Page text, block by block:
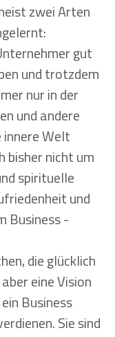
zwei Arten
gut
und trotzdem
nur in der
und andere
innere Welt
bisher nicht um
spirituelle
und
Business -
die glücklich
eine Vision
Business
Sie sind